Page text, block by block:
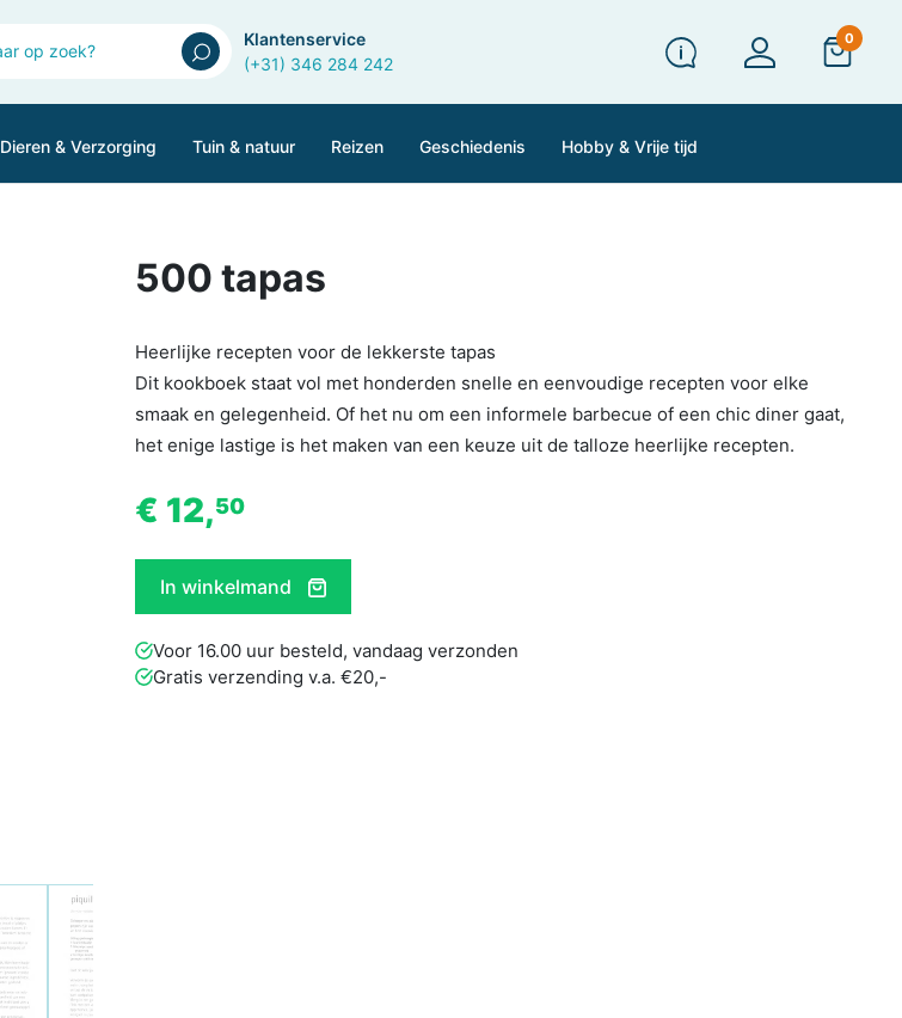
Klantenservice
(+31) 346 284 242
0
Dieren & Verzorging Tuin & natuur Reizen Geschiedenis Hobby & Vrije tijd
500 tapas
Heerlijke recepten voor de lekkerste tapas
Dit kookboek staat vol met honderden snelle en eenvoudige recepten voor elke
smaak en gelegenheid. Of het nu om een informele barbecue of een chic diner gaat,
het enige lastige is het maken van een keuze uit de talloze heerlijke recepten.
€ 12,50
In winkelmand
Voor 16.00 uur besteld, vandaag verzonden
Gratis verzending v.a. €20,-